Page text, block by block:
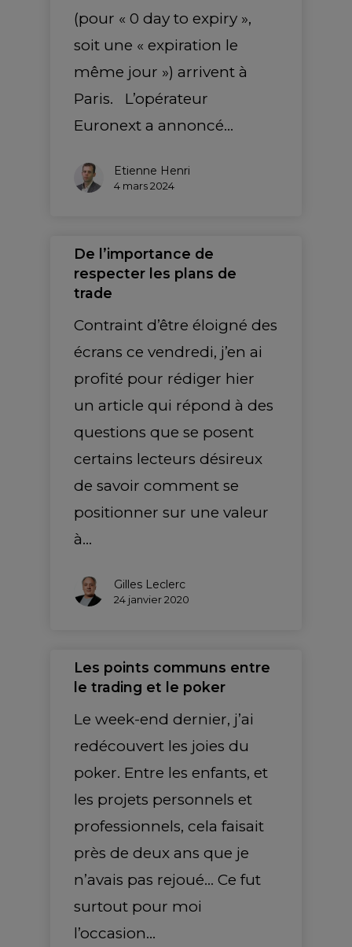
(pour « 0 day to expiry »,
soit une « expiration le
même jour ») arrivent à
Paris. L’opérateur
Euronext a annoncé…
Etienne Henri
4 mars 2024
De l’importance de
respecter les plans de
trade
Contraint d’être éloigné des
écrans ce vendredi, j’en ai
profité pour rédiger hier
un article qui répond à des
questions que se posent
certains lecteurs désireux
de savoir comment se
positionner sur une valeur
à…
Gilles Leclerc
24 janvier 2020
Les points communs entre
le trading et le poker
Le week-end dernier, j’ai
redécouvert les joies du
poker. Entre les enfants, et
les projets personnels et
professionnels, cela faisait
près de deux ans que je
n’avais pas rejoué... Ce fut
surtout pour moi
l’occasion…